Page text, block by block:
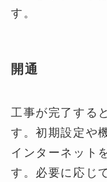
す。
開通
工事が完了する
す。初期設定や
インターネット
す。必要に応じ